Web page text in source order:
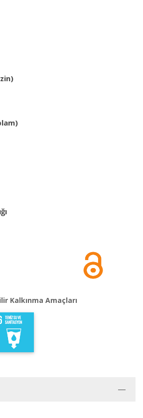
Kalkınma Amaçları